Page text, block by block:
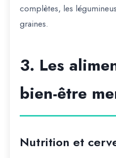
complètes, les
graines.
3. Les
bien-être
Nutrition et